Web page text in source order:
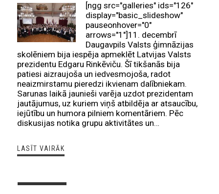
[ngg src="galleries" ids="126"
display="basic_slideshow"
pauseonhover="0"
arrows="1"]11. decembrī
Daugavpils Valsts ģimnāzijas
skolēniem bija iespēja apmeklēt Latvijas Valsts
prezidentu Edgaru Rinkēviču. Šī tikšanās bija
patiesi aizraujoša un iedvesmojoša, radot
neaizmirstamu pieredzi ikvienam dalībniekam.
Sarunas laikā jaunieši varēja uzdot prezidentam
jautājumus, uz kuriem viņš atbildēja ar atsaucību,
iejūtību un humora pilniem komentāriem. Pēc
diskusijas notika grupu aktivitātes un…
LASĪT VAIRĀK